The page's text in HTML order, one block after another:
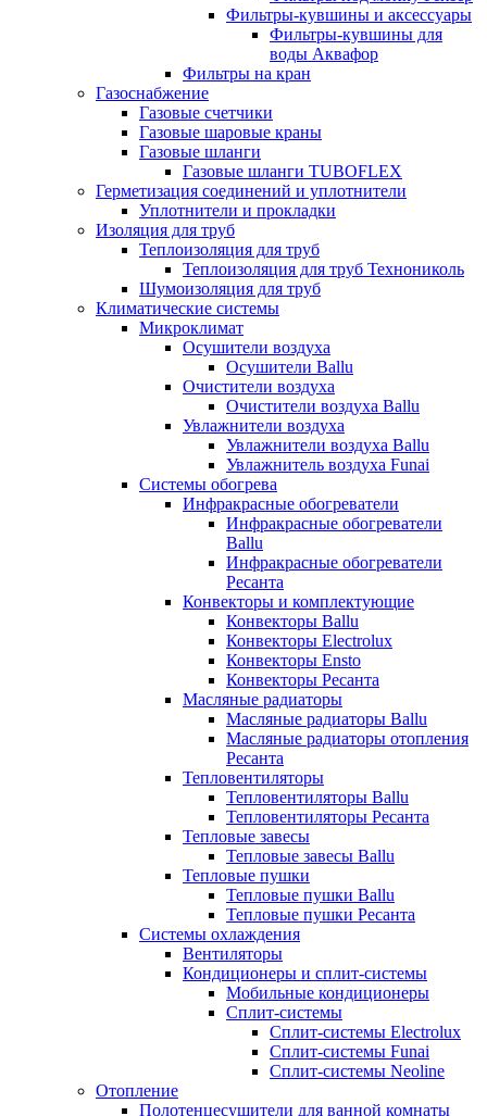
Фильтры-кувшины и аксессуары
Фильтры-кувшины для
воды Аквафор
Фильтры на кран
Газоснабжение
Газовые счетчики
Газовые шаровые краны
Газовые шланги
Газовые шланги TUBOFLEX
Герметизация соединений и уплотнители
Уплотнители и прокладки
Изоляция для труб
Теплоизоляция для труб
Теплоизоляция для труб Технониколь
Шумоизоляция для труб
Климатические системы
Микроклимат
Осушители воздуха
Осушители Ballu
Очистители воздуха
Очистители воздуха Ballu
Увлажнители воздуха
Увлажнители воздуха Ballu
Увлажнитель воздуха Funai
Системы обогрева
Инфракрасные обогреватели
Инфракрасные обогреватели
Ballu
Инфракрасные обогреватели
Ресанта
Конвекторы и комплектующие
Конвекторы Ballu
Конвекторы Electrolux
Конвекторы Ensto
Конвекторы Ресанта
Масляные радиаторы
Масляные радиаторы Ballu
Масляные радиаторы отопления
Ресанта
Тепловентиляторы
Тепловентиляторы Ballu
Тепловентиляторы Ресанта
Тепловые завесы
Тепловые завесы Ballu
Тепловые пушки
Тепловые пушки Ballu
Тепловые пушки Ресанта
Системы охлаждения
Вентиляторы
Кондиционеры и сплит-системы
Мобильные кондиционеры
Сплит-системы
Сплит-системы Electrolux
Сплит-системы Funai
Сплит-системы Neoline
Отопление
Полотенцесушители для ванной комнаты